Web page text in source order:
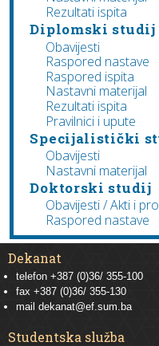
Rezultati ispita
Diplomski studij
Obavijesti
Raspored nastave
Raspored ispita
Nastavni materijal
Rezultati ispita
Pravilnici i upute
Specijalistički
Obavijesti
Nastavni materijal
Doktorski studij
Obavijesti / Akti i
Raspored nastave
Dekanat
telefon +387 (0)36/ 355-100
fax +387 (0)36/ 355-130
mail dekanat@ef.sum.ba
Studentska služba